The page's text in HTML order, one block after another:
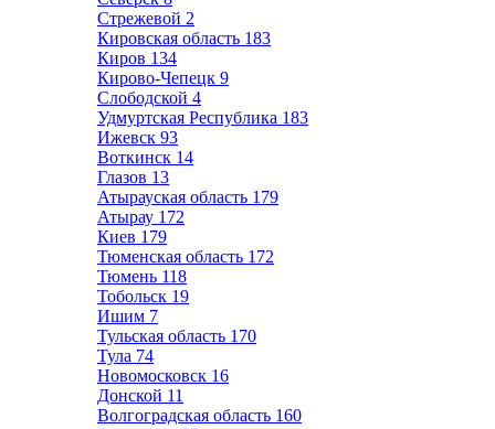
Стрежевой 2
Кировская область 183
Киров 134
Кирово-Чепецк 9
Слободской 4
Удмуртская Республика 183
Ижевск 93
Воткинск 14
Глазов 13
Атырауская область 179
Атырау 172
Киев 179
Тюменская область 172
Тюмень 118
Тобольск 19
Ишим 7
Тульская область 170
Тула 74
Новомосковск 16
Донской 11
Волгоградская область 160